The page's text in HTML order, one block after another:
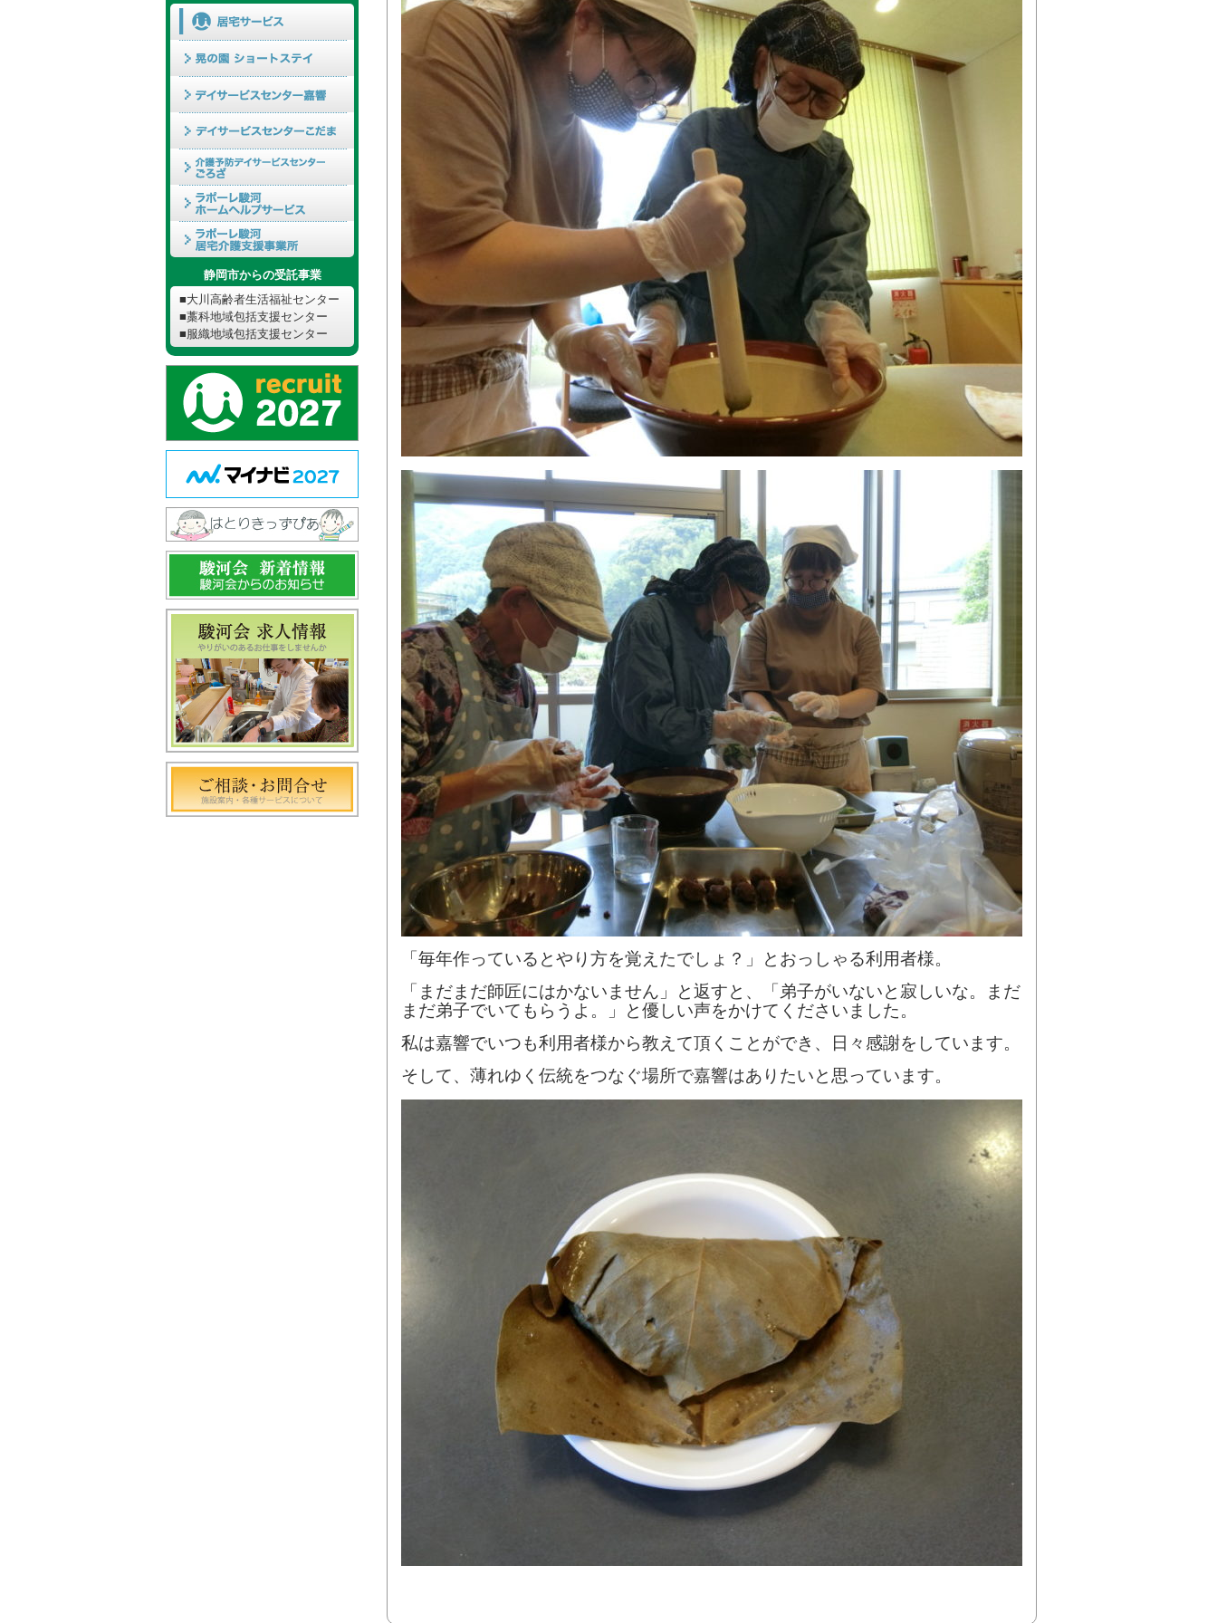
静岡市からの受託事業
■大川高齢者生活福祉センター
■藁科地域包括支援センター
■服織地域包括支援センター
「毎年作っているとやり方を覚えたでしょ？」とおっしゃる利用者様。
「まだまだ師匠にはかないません」と返すと、「弟子がいないと寂しいな。まだ
まだ弟子でいてもらうよ。」と優しい声をかけてくださいました。
私は嘉響でいつも利用者様から教えて頂くことができ、日々感謝をしています。
そして、薄れゆく伝統をつなぐ場所で嘉響はありたいと思っています。